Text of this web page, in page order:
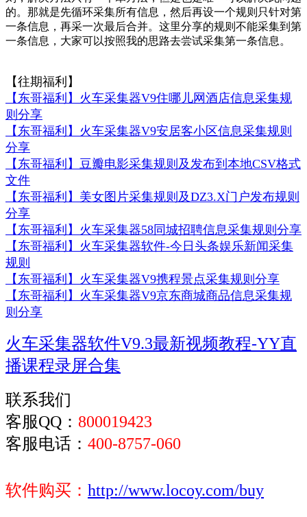
的。那就是先循环采集所有信息，然后再设一个规则只针对第
一条信息，再采一次最后合并。这里分享的规则不能采集到第
一条信息，大家可以按照我的思路去尝试采集第一条信息。
【往期福利】
【东哥福利】火车采集器V9住哪儿网酒店信息采集规
则分享
【东哥福利】火车采集器V9安居客小区信息采集规则
分享
【东哥福利】豆瓣电影采集规则及发布到本地CSV格式
文件
【东哥福利】美女图片采集规则及DZ3.X门户发布规则
分享
【东哥福利】火车采集器58同城招聘信息采集规则分享
【东哥福利】火车采集器软件-今日头条娱乐新闻采集
规则
【东哥福利】火车采集器V9携程景点采集规则分享
【东哥福利】火车采集器V9京东商城商品信息采集规
则分享
火车采集器软件V9.3最新视频教程-YY直
播课程录屏合集
联系我们
客服QQ： 800019423
客服电话： 400-8757-060
软件购买： http://www.locoy.com/buy